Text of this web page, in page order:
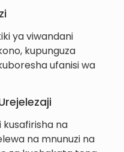
ya viwandani
kupunguza
ufanisi wa
kusafirisha na
na mnunuzi na